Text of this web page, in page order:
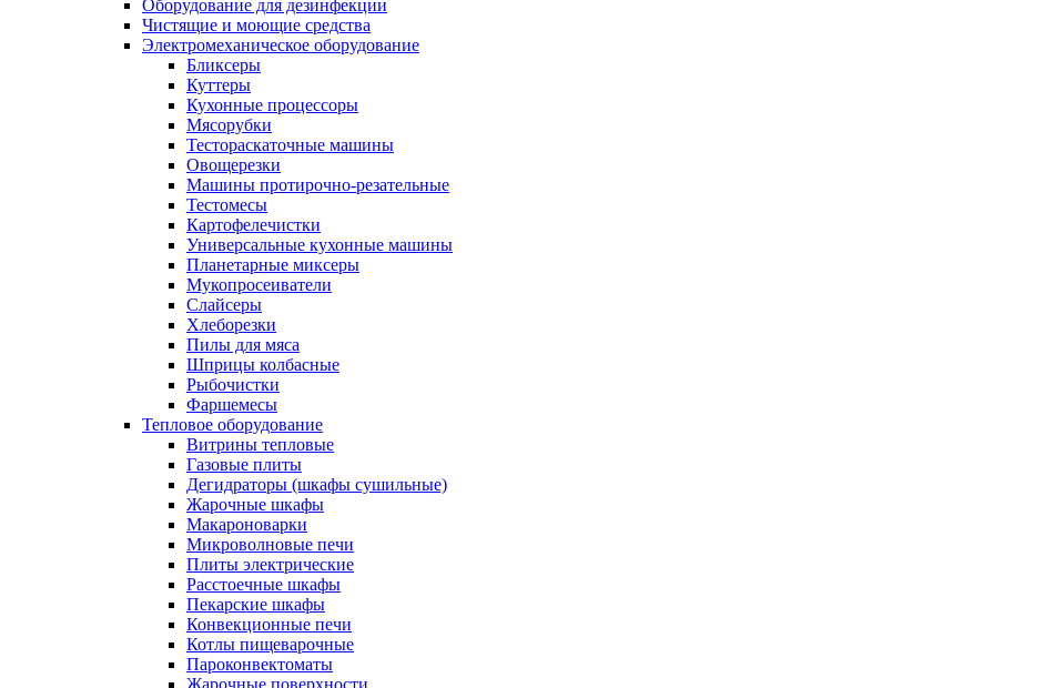
Оборудование для дезинфекции
Чистящие и моющие средства
Электромеханическое оборудование
Бликсеры
Куттеры
Кухонные процессоры
Мясорубки
Тестораскаточные машины
Овощерезки
Машины протирочно-резательные
Тестомесы
Картофелечистки
Универсальные кухонные машины
Планетарные миксеры
Мукопросеиватели
Слайсеры
Хлеборезки
Пилы для мяса
Шприцы колбасные
Рыбочистки
Фаршемесы
Тепловое оборудование
Витрины тепловые
Газовые плиты
Дегидраторы (шкафы сушильные)
Жарочные шкафы
Макароноварки
Микроволновые печи
Плиты электрические
Расстоечные шкафы
Пекарские шкафы
Конвекционные печи
Котлы пищеварочные
Пароконвектоматы
Жарочные поверхности